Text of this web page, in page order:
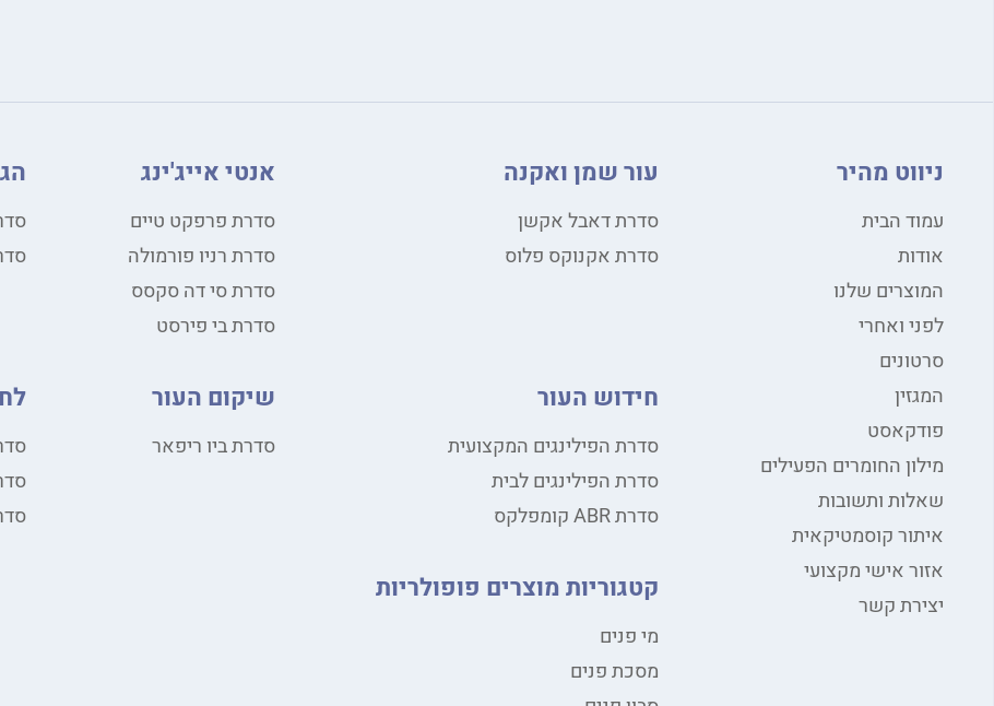
ניווט מהיר
עמוד הבית
אודות
המוצרים שלנו
לפני ואחרי
סרטונים
המגזין
פודקאסט
מילון החומרים הפעילים
שאלות ותשובות
איתור קוסמטיקאית
אזור אישי מקצועי
יצירת קשר
עור שמן ואקנה
סדרת דאבל אקשן
סדרת אקנוקס פלוס
חידוש העור
סדרת הפילינגים המקצועית
סדרת הפילינגים לבית
סדרת ABR קומפלקס
קטגוריות מוצרים פופולריות
מי פנים
מסכת פנים
אנטי אייג'ינג
סדרת פרפקט טיים
סדרת רניו פורמולה
סדרת סי דה סקסס
סדרת בי פירסט
שיקום העור
סדרת ביו ריפאר